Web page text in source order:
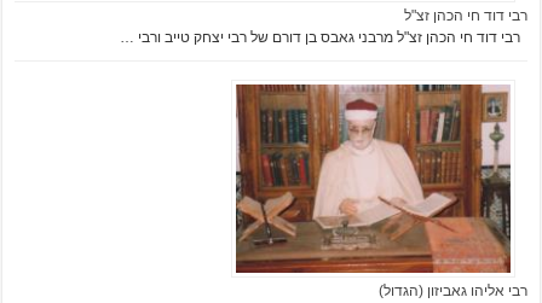
רבי דוד חי הכהן זצ"ל
רבי דוד חי הכהן זצ"ל מרבני גאבס בן דורם של רבי יצחק טייב ורבי …
רבי אליהו גאביזון (הגדול)